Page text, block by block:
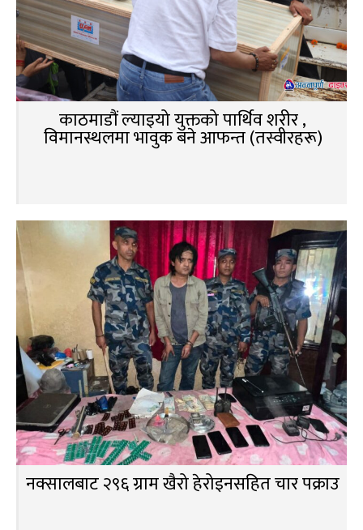
काठमाडौं ल्याइयो युक्तको पार्थिव शरीर ,
विमानस्थलमा भावुक बने आफन्त (तस्वीरहरू)
नक्सालबाट २९६ ग्राम खैरो हेरोइनसहित चार पक्राउ